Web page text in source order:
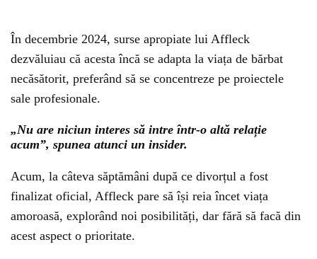
În decembrie 2024, surse apropiate lui Affleck
dezvăluiau că acesta încă se adapta la viața de bărbat
necăsătorit, preferând să se concentreze pe proiectele
sale profesionale.
„Nu are niciun interes să intre într-o altă relație
acum”, spunea atunci un insider.
Acum, la câteva săptămâni după ce divorțul a fost
finalizat oficial, Affleck pare să își reia încet viața
amoroasă, explorând noi posibilități, dar fără să facă din
acest aspect o prioritate.